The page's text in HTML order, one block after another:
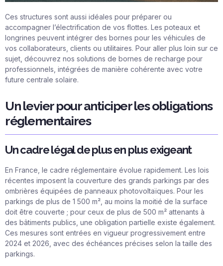
Ces structures sont aussi idéales pour préparer ou
accompagner l’électrification de vos flottes. Les poteaux et
longrines peuvent intégrer des bornes pour les véhicules de
vos collaborateurs, clients ou utilitaires. Pour aller plus loin sur ce
sujet, découvrez nos solutions de bornes de recharge pour
professionnels , intégrées de manière cohérente avec votre
future centrale solaire.
Un levier pour anticiper les obligations
réglementaires
Un cadre légal de plus en plus exigeant
En France, le cadre réglementaire évolue rapidement. Les lois
récentes imposent la couverture des grands parkings par des
ombrières équipées de panneaux photovoltaïques. Pour les
parkings de plus de 1 500 m², au moins la moitié de la surface
doit être couverte ; pour ceux de plus de 500 m² attenants à
des bâtiments publics, une obligation partielle existe également.
Ces mesures sont entrées en vigueur progressivement entre
2024 et 2026, avec des échéances précises selon la taille des
parkings.